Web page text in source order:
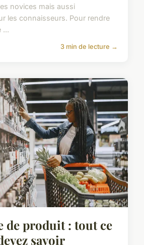
novices mais aussi
les connaisseurs. Pour rendre
...
3 min de lecture →
de produit : tout ce
savoir